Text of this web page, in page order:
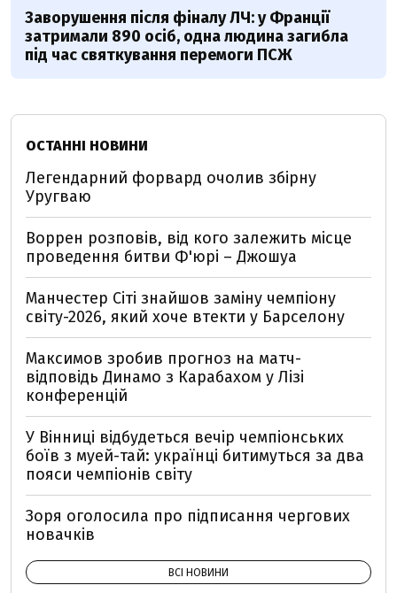
Заворушення після фіналу ЛЧ: у Франції
затримали 890 осіб, одна людина загибла
під час святкування перемоги ПСЖ
ОСТАННІ НОВИНИ
Легендарний форвард очолив збірну
Уругваю
Воррен розповів, від кого залежить місце
проведення битви Ф'юрі – Джошуа
Манчестер Сіті знайшов заміну чемпіону
світу-2026, який хоче втекти у Барселону
Максимов зробив прогноз на матч-
відповідь Динамо з Карабахом у Лізі
конференцій
У Вінниці відбудеться вечір чемпіонських
боїв з муей-тай: українці битимуться за два
пояси чемпіонів світу
Зоря оголосила про підписання чергових
новачків
ВСІ НОВИНИ